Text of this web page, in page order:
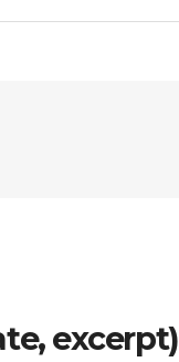
excerpt)